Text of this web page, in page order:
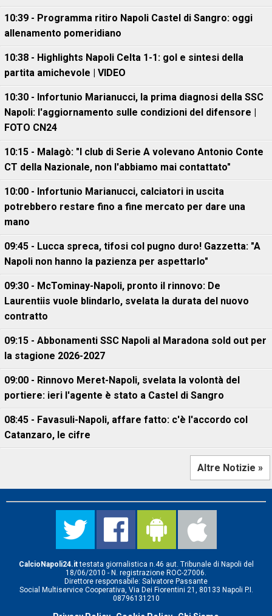
10:39 - Programma ritiro Napoli Castel di Sangro: oggi
allenamento pomeridiano
10:38 - Highlights Napoli Celta 1-1: gol e sintesi della
partita amichevole | VIDEO
10:30 - Infortunio Marianucci, la prima diagnosi della SSC
Napoli: l'aggiornamento sulle condizioni del difensore |
FOTO CN24
10:15 - Malagò: "I club di Serie A volevano Antonio Conte
CT della Nazionale, non l'abbiamo mai contattato"
10:00 - Infortunio Marianucci, calciatori in uscita
potrebbero restare fino a fine mercato per dare una
mano
09:45 - Lucca spreca, tifosi col pugno duro! Gazzetta: "A
Napoli non hanno la pazienza per aspettarlo"
09:30 - McTominay-Napoli, pronto il rinnovo: De
Laurentiis vuole blindarlo, svelata la durata del nuovo
contratto
09:15 - Abbonamenti SSC Napoli al Maradona sold out per
la stagione 2026-2027
09:00 - Rinnovo Meret-Napoli, svelata la volontà del
portiere: ieri l'agente è stato a Castel di Sangro
08:45 - Favasuli-Napoli, affare fatto: c'è l'accordo col
Catanzaro, le cifre
Altre Notizie »
CalcioNapoli24.ittestata giornalistica n.46 aut. Tribunale di Napoli del
18/06/2010 - N. registrazione ROC-27006.
Direttore responsabile: Salvatore Passante
Social Multiservice Cooperativa, Via Dei Fiorentini 21, 80133 Napoli P.I.
08796131210